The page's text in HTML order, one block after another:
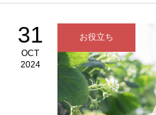
31
OCT
2024
お役立ち